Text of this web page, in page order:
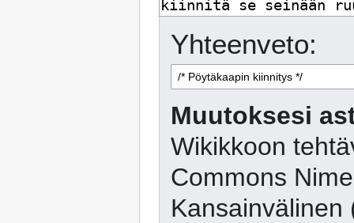
Yhteenveto:
Muutoksesi
Wikikkoon
Commons
Kansainvälinen